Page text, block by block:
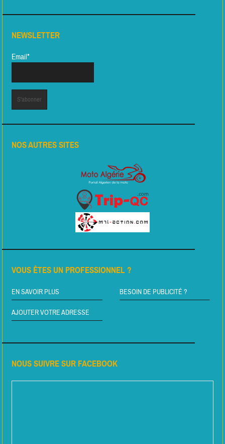
NEWSLETTER
Email*
NOS AUTRES SITES
VOUS ÊTES UN PROFESSIONNEL ?
EN SAVOIR PLUS BESOIN DE PUBLICITÉ ?
AJOUTER VOTRE ADRESSE
NOUS SUIVRE SUR FACEBOOK